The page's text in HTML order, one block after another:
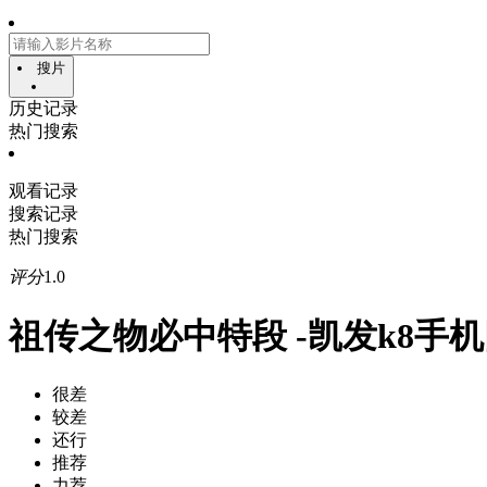
搜片
历史记录
热门搜索
观看记录
搜索记录
热门搜索
评分1.0
祖传之物必中特段 -凯发k8手
很差
较差
还行
推荐